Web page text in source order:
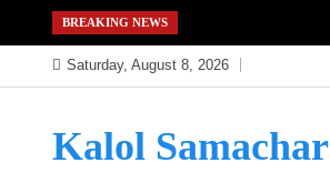
to
content
BREAKING NEWS
Saturday, August 8, 2026
Kalol Samachar